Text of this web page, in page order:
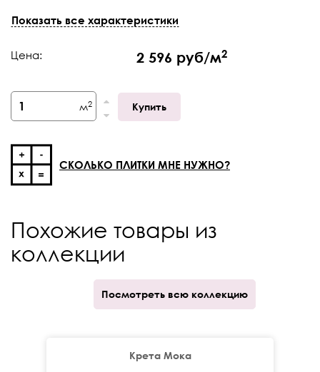
Штук в коробке 3
Толщина 9 мм
Кратность отпуска кор.
Показать все характеристики
Цена: 2 596 руб/м2
м2 Купить
СКОЛЬКО ПЛИТКИ МНЕ НУЖНО?
Похожие товары из
коллекции
Посмотреть всю коллекцию
Крета Мока